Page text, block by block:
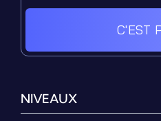
C'EST
NIVEAUX
Filter by Custom Post Type
Leçons
Podcasts